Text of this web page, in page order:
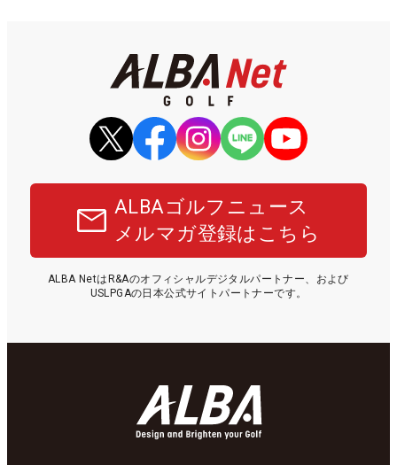
ALBAゴルフニュース
メルマガ登録はこちら
ALBA NetはR&Aのオフィシャルデジタルパートナー、および
USLPGAの日本公式サイトパートナーです。